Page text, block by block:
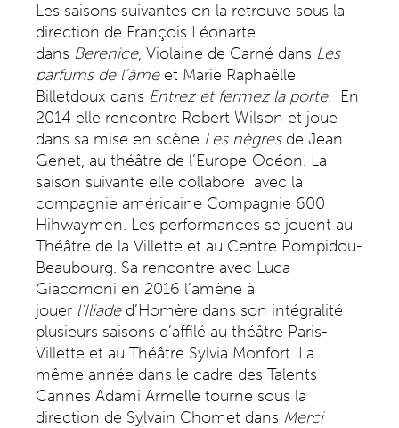
Les saisons suivantes on la retrouve sous la
direction de François Léonarte
dans Berenice, Violaine de Carné dans Les
parfums de l’âmeet Marie Raphaëlle
Billetdoux dans Entrez et fermez la porte. En
2014 elle rencontre Robert Wilson et joue
dans sa mise en scène Les nègres de Jean
Genet, au théâtre de l’Europe-Odéon. La
saison suivante elle collabore avec la
compagnie américaine Compagnie 600
Hihwaymen. Les performances se jouent au
Théâtre de la Villette et au Centre Pompidou-
Beaubourg. Sa rencontre avec Luca
Giacomoni en 2016 l’amène à
jouer l’Iliaded’Homère dans son intégralité
plusieurs saisons d’affilé au théâtre Paris-
Villette et au Théâtre Sylvia Monfort. La
même année dans le cadre des Talents
Cannes Adami Armelle tourne sous la
direction de Sylvain Chomet dans Merci